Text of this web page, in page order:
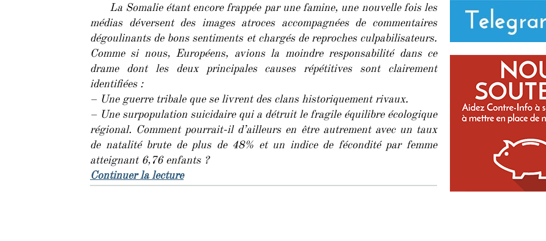
avons
déjà
amplement
donné…
La Somalie étant encore frappée par une famine, une nouvelle fois les
médias déversent des images atroces accompagnées de commentaires
dégoulinants de bons sentiments et chargés de reproches culpabilisateurs.
Comme si nous, Européens, avions la moindre responsabilité dans ce
drame dont les deux principales causes répétitives sont clairement
identifiées :
– Une guerre tribale que se livrent des clans historiquement rivaux.
– Une surpopulation suicidaire qui a détruit le fragile équilibre écologique
régional. Comment pourrait-il d’ailleurs en être autrement avec un taux
de natalité brute de plus de 48% et un indice de fécondité par femme
atteignant 6,76 enfants ?
Continuer la lecturede « « Somalie : merci, mais nous avons déjà amplement donné… » »